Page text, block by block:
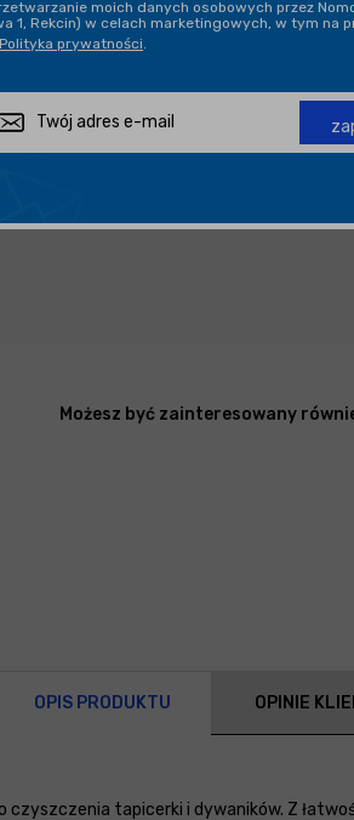
Zapytaj o produkt
Możesz być zainteresowany
OPIS PRODUKTU OPINIE
czyszczenia tapicerki i dywaników. Z
moich danych osobowych przez
1, Rekcin) w celach marketingowych, w tym na
Polityka prywatności